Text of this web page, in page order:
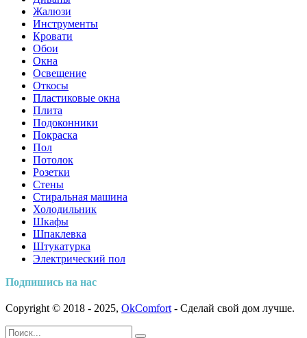
Жалюзи
Инструменты
Кровати
Обои
Окна
Освещение
Откосы
Пластиковые окна
Плита
Подоконники
Покраска
Пол
Потолок
Розетки
Стены
Стиральная машина
Холодильник
Шкафы
Шпаклевка
Штукатурка
Электрический пол
Подпишись на нас
Copyright © 2018 - 2025, OkComfort - Сделай свой дом лучше.